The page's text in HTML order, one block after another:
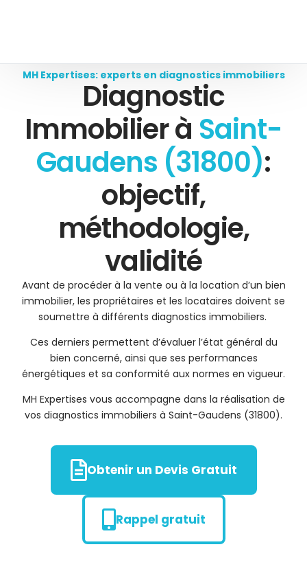
MH Expertises: experts en diagnostics immobiliers
Diagnostic
Immobilier à Saint-
Gaudens (31800):
objectif,
méthodologie,
validité
Avant de procéder à la vente ou à la location d’un bien
immobilier, les propriétaires et les locataires doivent se
soumettre à différents diagnostics immobiliers.
Ces derniers permettent d’évaluer l’état général du
bien concerné, ainsi que ses performances
énergétiques et sa conformité aux normes en vigueur.
MH Expertises vous accompagne dans la réalisation de
vos diagnostics immobiliers à Saint-Gaudens (31800).
Obtenir un Devis Gratuit
Rappel gratuit